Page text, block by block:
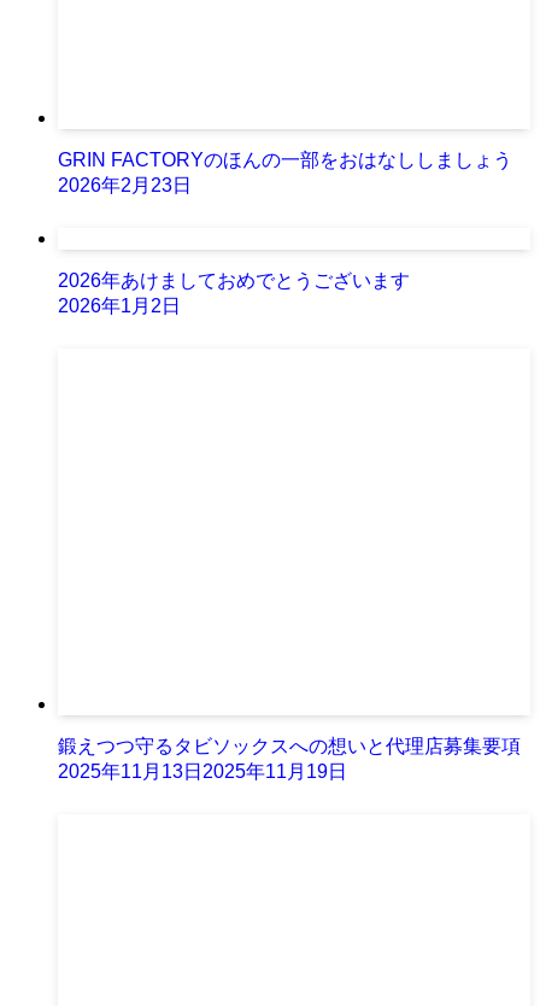
GRIN FACTORYのほんの一部をおはなししましょう
2026年2月23日
2026年あけましておめでとうございます
2026年1月2日
鍛えつつ守るタビソックスへの想いと代理店募集要項
2025年11月13日 2025年11月19日